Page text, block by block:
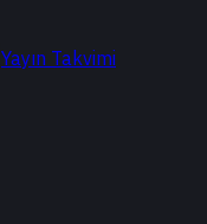
Yayın Takvimi